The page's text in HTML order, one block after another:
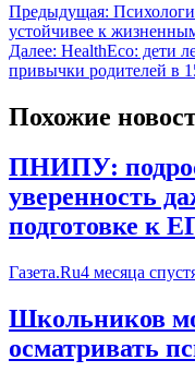
Предыдущая:
устойчивее к
Далее: HealthEcо: дети
привычки родителей в
Похожие
ПНИПУ:
уверенность
подготовке к
Газета.Ru4 месяца
Школьников
осматривать